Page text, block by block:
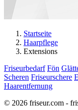
Startseite
Haarpflege
Extensions
Friseurbedarf Fön
Scheren Friseurschere
Haarentfernung
© 2026 friseur.com -